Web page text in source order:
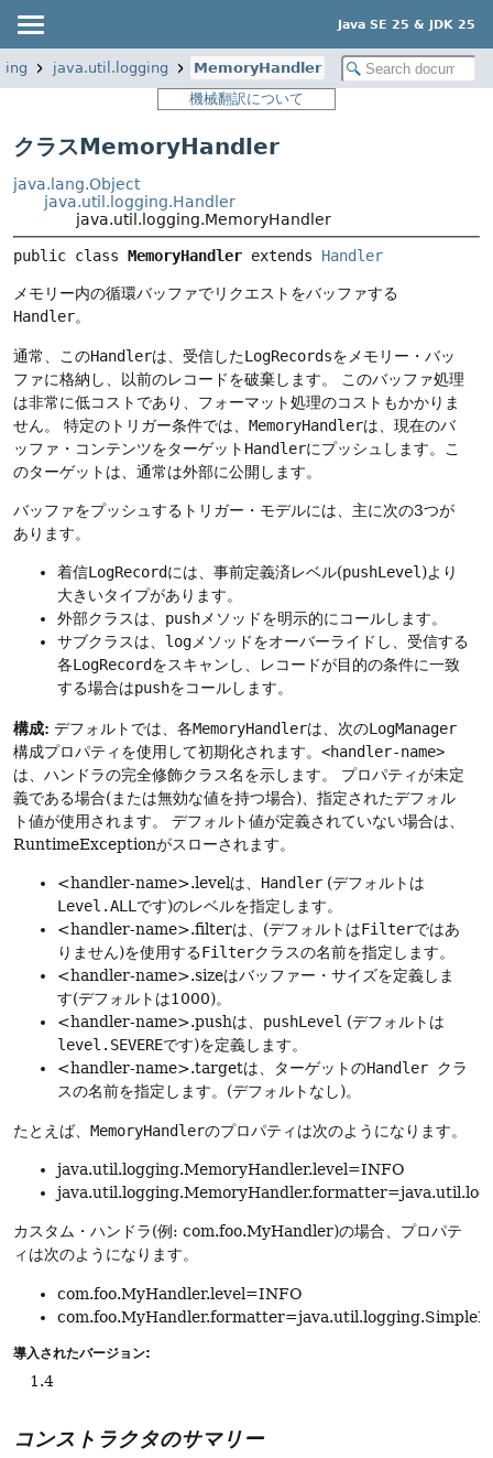
Java SE 25 & JDK 25
java.util.logging
MemoryHandler
機械翻訳について
クラスMemoryHandler
java.lang.Object
java.util.logging.Handler
java.util.logging.MemoryHandler
public class MemoryHandler extends Handler
メモリー内の循環バッファでリクエストをバッファする
Handler。
通常、このHandlerは、受信したLogRecordsをメモリー・バッ
ファに格納し、以前のレコードを破棄します。
このバッファ処理
は非常に低コストであり、フォーマット処理のコストもかかりま
せん。
特定のトリガー条件では、 MemoryHandlerは、現在のバ
ッファ・コンテンツをターゲット Handlerにプッシュします。こ
のターゲットは、通常は外部に公開します。
バッファをプッシュするトリガー・モデルには、主に次の3つが
あります。
着信LogRecordには、事前定義済レベル(pushLevel)より
大きいタイプがあります。
外部クラスは、 pushメソッドを明示的にコールします。
サブクラスは、 logメソッドをオーバーライドし、受信する
各LogRecordをスキャンし、レコードが目的の条件に一致
する場合はpushをコールします。
構成: デフォルトでは、各MemoryHandlerは、次のLogManager
構成プロパティを使用して初期化されます。 <handler-name>
は、ハンドラの完全修飾クラス名を示します。
プロパティが未定
義である場合(または無効な値を持つ場合)、指定されたデフォル
ト値が使用されます。
デフォルト値が定義されていない場合は、
RuntimeExceptionがスローされます。
<handler-name>.levelは、 Handler (デフォルトは
Level.ALL です)のレベルを指定します。
<handler-name>.filterは、(デフォルトはFilterではあ
りません)を使用するFilterクラスの名前を指定します。
<handler-name>.sizeはバッファー・サイズを定義しま
す(デフォルトは1000)。
<handler-name>.pushは、 pushLevel (デフォルトは
level.SEVEREです)を定義します。
<handler-name>.targetは、ターゲットのHandler クラ
スの名前を指定します。(デフォルトなし)。
たとえば、 MemoryHandlerのプロパティは次のようになります。
java.util.logging.MemoryHandler.level=INFO
カスタム・ハンドラ(例: com.foo.MyHandler)の場合、プロパテ
ィは次のようになります。
com.foo.MyHandler.level=INFO
導入されたバージョン:
1.4
コンストラクタのサマリー